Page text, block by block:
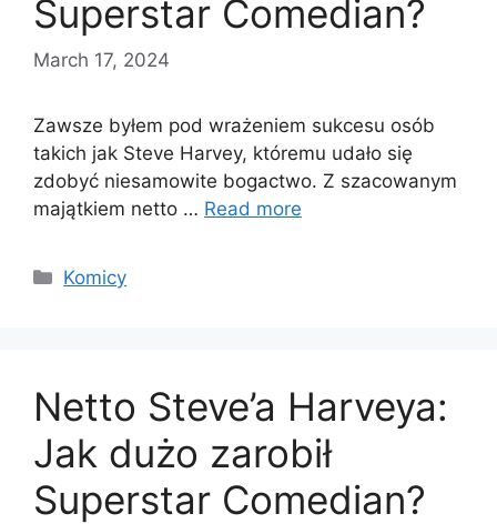
Superstar Comedian?
March 17, 2024
Zawsze byłem pod wrażeniem sukcesu osób
takich jak Steve Harvey, któremu udało się
zdobyć niesamowite bogactwo. Z szacowanym
majątkiem netto … Read more
Categories
Komicy
Netto Steve’a Harveya:
Jak dużo zarobił
Superstar Comedian?